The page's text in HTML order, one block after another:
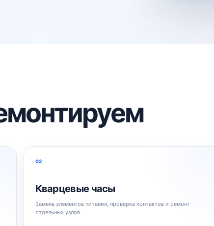
02
Кварцевые часы
Замена элементов питания, проверка контактов и ремонт
отдельных узлов.